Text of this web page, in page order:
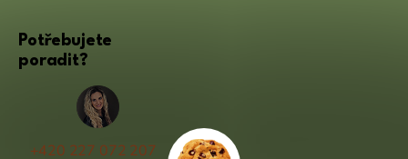
Potřebujete
poradit?
+420 227 072 207